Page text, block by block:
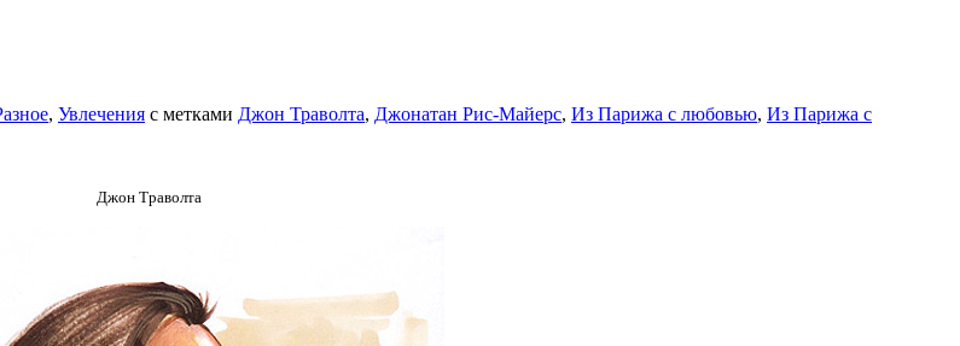
, Увлечения с метками Джон Траволта, Джонатан Рис-Майерс, Из Парижа с любовью, Из Парижа с
Джон Траволта